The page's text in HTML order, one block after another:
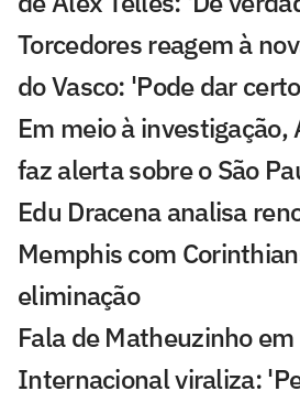
Torcedores reagem à
do Vasco: 'Pode dar
Em meio à
faz alerta sobre o São
Edu Dracena analisa
Memphis com
eliminação
Fala de Matheuzinho
Internacional viraliza: